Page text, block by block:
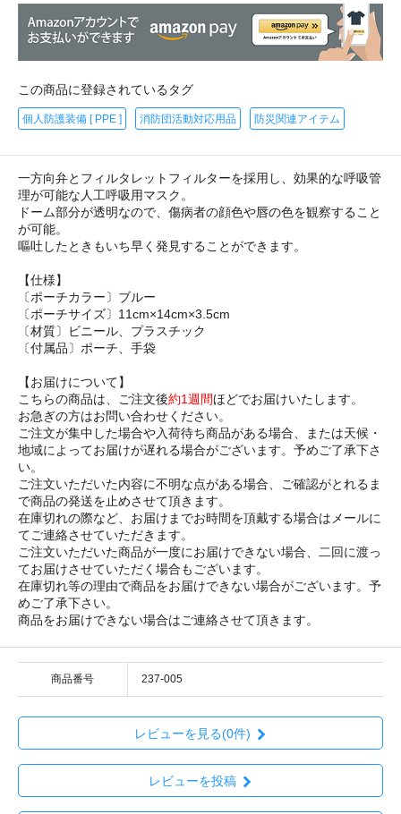
この商品に登録されているタグ
個人防護装備 [ PPE ] 消防団活動対応用品 防災関連アイテム
一方向弁とフィルタレットフィルターを採用し、効果的な呼吸管
理が可能な人工呼吸用マスク。
ドーム部分が透明なので、傷病者の顔色や唇の色を観察すること
が可能。
嘔吐したときもいち早く発見することができます。
【仕様】
〔ポーチカラー〕ブルー
〔ポーチサイズ〕11cm×14cm×3.5cm
〔材質〕ビニール、プラスチック
〔付属品〕ポーチ、手袋
【お届けについて】
こちらの商品は、ご注文後約1週間ほどでお届けいたします。
お急ぎの方はお問い合わせください。
ご注文が集中した場合や入荷待ち商品がある場合、または天候・
地域によってお届けが遅れる場合がございます。予めご了承下さ
い。
ご注文いただいた内容に不明な点がある場合、ご確認がとれるま
で商品の発送を止めさせて頂きます。
在庫切れの際など、お届けまでお時間を頂戴する場合はメールに
てご連絡させていただきます。
ご注文いただいた商品が一度にお届けできない場合、二回に渡っ
てお届けさせていただく場合もございます。
在庫切れ等の理由で商品をお届けできない場合がございます。予
めご了承下さい。
商品をお届けできない場合はご連絡させて頂きます。
商品番号 237-005
レビューを見る(0件)
レビューを投稿